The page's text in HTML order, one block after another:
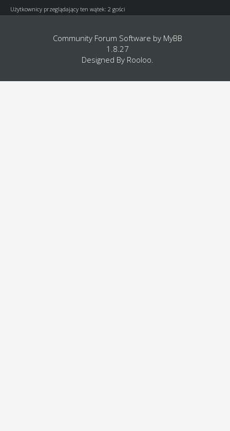
Użytkownicy przeglądający ten wątek: 2 gości
Community Forum Software by MyBB
1.8.27
Designed By Rooloo